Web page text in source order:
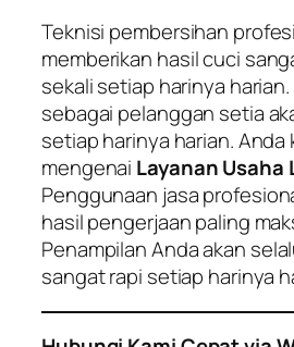
Teknisi pembersihan
memberikan hasil cuci
sekali setiap harinya
sebagai pelanggan setia
setiap harinya harian. Anda
mengenai Layanan Usaha
Penggunaan jasa
hasil pengerjaan paling
Penampilan Anda akan
sangat rapi setiap harinya